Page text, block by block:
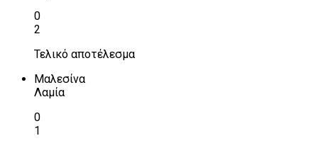
0
2
Τελικό αποτέλεσμα
Μαλεσίνα
Λαμία
0
1